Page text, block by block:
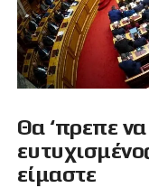
Θα ‘πρεπε
είμαστε